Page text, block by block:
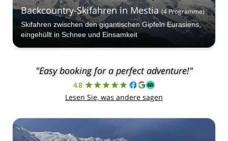
Backcountry-Skifahren in Mestia (4Programme)
Skifahren zwischen den gigantischen Gipfeln Eurasiens,
eingehüllt in Schnee und Einsamkeit
"Easy booking for a perfect adventure!"
4.8
Lesen Sie, was andere sagen